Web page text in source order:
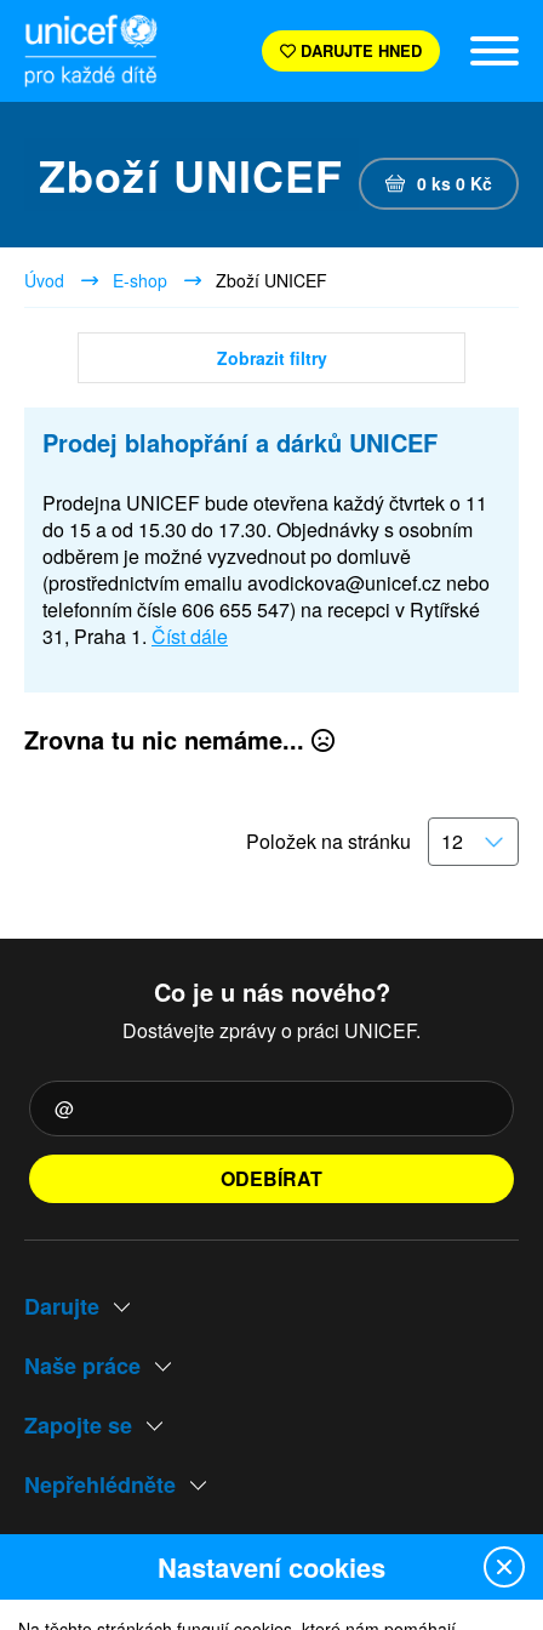
DARUJTE HNED
Zboží UNICEF 0 ks 0 Kč
Úvod E-shop Zboží UNICEF
Zobrazit filtry
Prodej blahopřání a dárků UNICEF
Prodejna UNICEF bude otevřena každý čtvrtek o 11
do 15 a od 15.30 do 17.30. Objednávky s osobním
odběrem je možné vyzvednout po domluvě
(prostřednictvím emailu avodickova@unicef.cz nebo
telefonním čísle 606 655 547) na recepci v Rytířské
31, Praha 1. Číst dále
Zrovna tu nic nemáme...
Položek na stránku
Co je u nás nového?
Dostávejte zprávy o práci UNICEF.
ODEBÍRAT
Darujte
Naše práce
Zapojte se
Nepřehlédněte
Naše weby
Nastavení cookies